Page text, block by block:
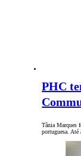
PHC
Tânia Marques
portuguesa.